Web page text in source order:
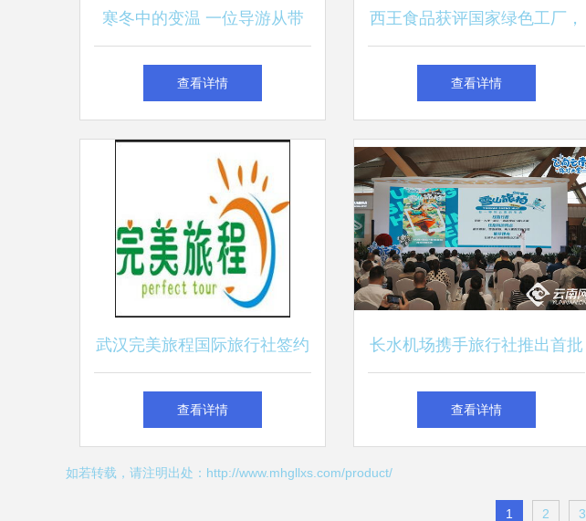
寒冬中的变温 一位导游从带
团到带货的转型纪实
查看详情
西王食品获评国家绿色工厂，
加速推进全域旅游新布局
查看详情
武汉完美旅程国际旅行社签约
一卡易会员管理系统，推动智
查看详情
长水机场携手旅行社推出首批
异地营销中心及“飞向云南”暑
查看详情
如若转载，请注明出处：http://www.mhgllxs.com/product/
1 2 3